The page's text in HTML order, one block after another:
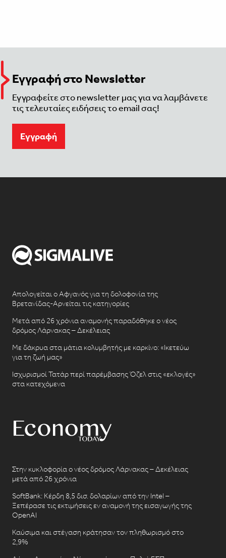
Εγγραφή στο Newsletter
Εγγραφείτε στο newsletter μας για να λαμβάνετε
τις τελευταίες ειδήσεις το email σας!
Eγγραφή
Απολογείται ο Αφγανός για τη δολοφονία της
Βρετανίδας-Αρνείται τις κατηγορίες
Μετά από 26 χρόνια αναμονής παραδόθηκε ο νέος
δρόμος Λάρνακας – Δεκέλειας
Με δάκρυα στα μάτια κολυμβητής με καρκίνο: «Ικετεύω
για τη ζωή μας»
Ισχυρισμοί Τατάρ περί παρέμβασης Όζελ στις «εκλογές»
στα κατεχόμενα
Στην κυκλοφορία ο νέος δρόμος Λάρνακας – Δεκέλειας
μετά από 26 χρόνια
SoftBank: Κέρδη 8,5 δισ. δολαρίων από την Intel –
Ξεπέρασε τις εκτιμήσεις εν αναμονή της εισαγωγής της
OpenAI
Καύσιμα και στέγαση κράτησαν τον πληθωρισμό στο
2,9%